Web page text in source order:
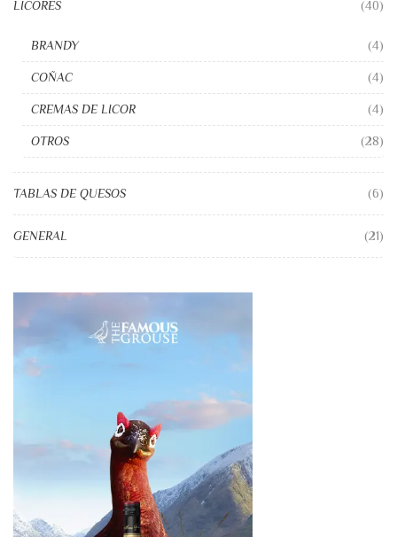
LICORES (40)
BRANDY (4)
COÑAC (4)
CREMAS DE LICOR (4)
OTROS (28)
TABLAS DE QUESOS (6)
GENERAL (21)